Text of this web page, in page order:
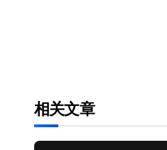
相关文章